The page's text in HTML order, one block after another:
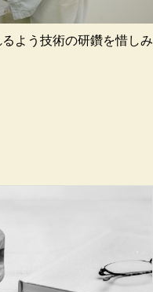
よう技術の研鑽を惜しみ